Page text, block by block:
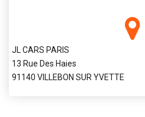
JL CARS PARIS
13 Rue Des Haies
91140 VILLEBON SUR YVETTE